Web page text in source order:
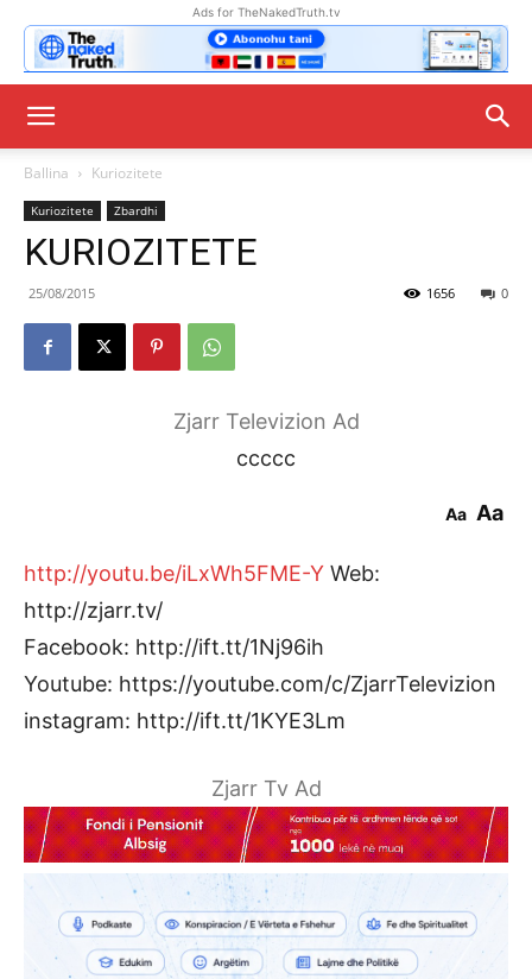
Ads for TheNakedTruth.tv
Ballina Kuriozitete
Kuriozitete Zbardhi
KURIOZITETE
25/08/2015 0
1656
Zjarr Televizion Ad
ccccc
Aa Aa
http://youtu.be/iLxWh5FME-Y Web:
http://zjarr.tv/
Facebook: http://ift.tt/1Nj96ih
Youtube: https://youtube.com/c/ZjarrTelevizion
instagram: http://ift.tt/1KYE3Lm
Zjarr Tv Ad